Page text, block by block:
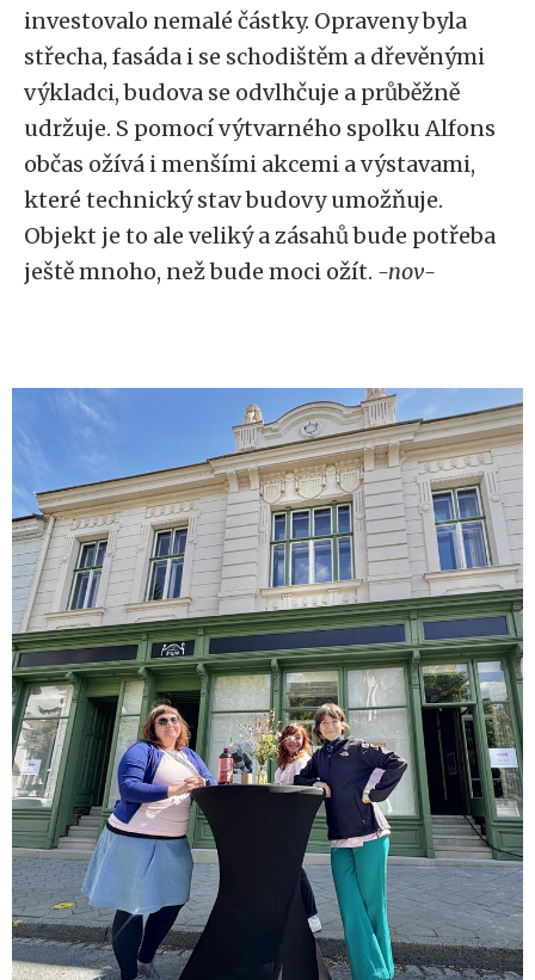
investovalo nemalé částky. Opraveny byla
střecha, fasáda i se schodištěm a dřevěnými
výkladci, budova se odvlhčuje a průběžně
udržuje. S pomocí výtvarného spolku Alfons
občas ožívá i menšími akcemi a výstavami,
které technický stav budovy umožňuje.
Objekt je to ale veliký a zásahů bude potřeba
ještě mnoho, než bude moci ožít. -nov-